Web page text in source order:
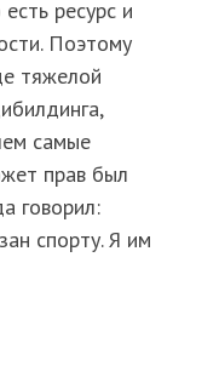
ресурс и
Поэтому
тяжелой
самые
прав был
говорил:
спорту. Я им